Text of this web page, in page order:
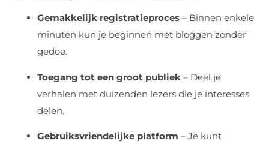
Gemakkelijk registratieproces – Binnen enkele
minuten kun je beginnen met bloggen zonder
gedoe.
Toegang tot een groot publiek – Deel je
verhalen met duizenden lezers die je interesses
delen.
Gebruiksvriendelijke platform – Je kunt